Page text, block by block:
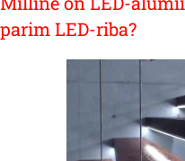
parim LED-riba?